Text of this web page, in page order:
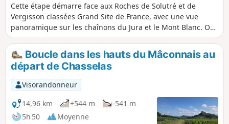
Cette étape démarre face aux Roches de Solutré et de
Vergisson classées Grand Site de France, avec une vue
panoramique sur les chaînons du Jura et le Mont Blanc. On
traverse deux zones naturelles d'intérêt écologique,
faunistique et floristique (ZNIEFF) et des vignobles
renommés (Pouilly-Fuissé, Pouilly-Vinzelles) où l'on domine
les châteaux de Chasselas et de Vinzelles.
Boucle dans les hauts du Mâconnais au
départ de Chasselas
Visorandonneur
14,96 km
+544 m
-541 m
5h 50
Moyenne